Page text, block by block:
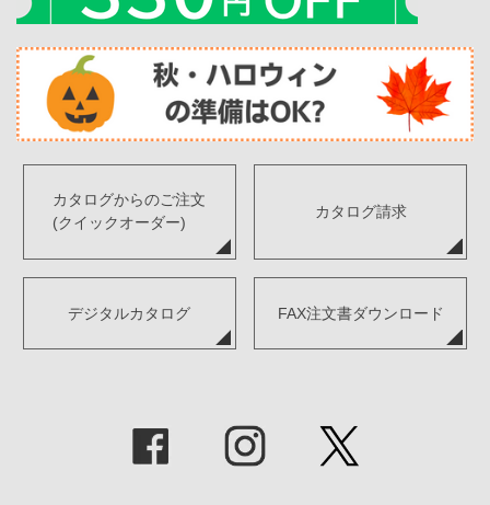
カタログからのご注文
(クイックオーダー)
カタログ請求
デジタルカタログ FAX注文書ダウンロード